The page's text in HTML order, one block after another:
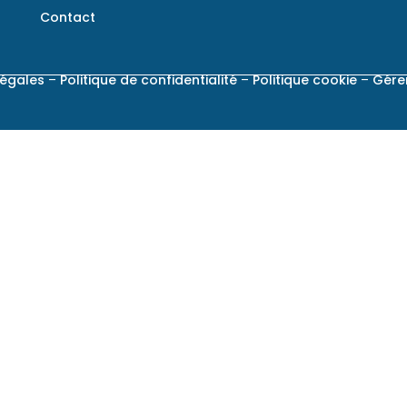
Contact
–Politique de confidentialité–Politique cookie–